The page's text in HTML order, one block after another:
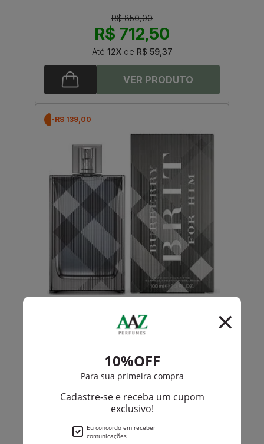
R$ 850,00
R$ 712,50
Até 12Xde R$ 59,37
-R$ 139,00
Burberry Brit For Man Eau De Toilette Masculino
R$ 690,00
R$ 551,00
R$ 45,91